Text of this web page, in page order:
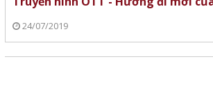
24/07/2019